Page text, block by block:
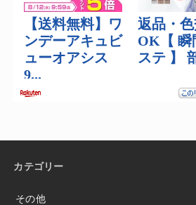
カテゴリー
その他